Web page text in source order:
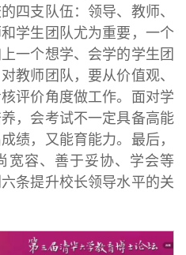
四支队伍：领导、教师、
学生团队尤为重要，一个
一个想学、会学的学生团
教师团队，要从价值观、
评价角度做工作。面对学
，会考试不一定具备高能
绩，又能育能力。最后，
宽容、善于妥协、学会等
条提升校长领导水平的关